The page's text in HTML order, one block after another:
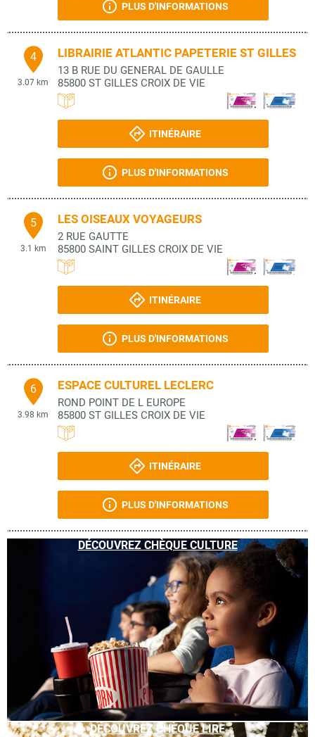
PLUS D'INFORMATIONS
4
3.07 km
LIBRAIRIE ATLANTIC PAPETERIE ST GILLES
13 B RUE DU GENERAL DE GAULLE
85800 ST GILLES CROIX DE VIE
ITINÉRAIRE
PLUS D'INFORMATIONS
5
3.1 km
LES OISEAUX VOYAGEURS
2 RUE GAUTTE
85800 SAINT GILLES CROIX DE VIE
ITINÉRAIRE
PLUS D'INFORMATIONS
6
3.98 km
ESPACE CULTUREL LECLERC
ROND POINT DE L EUROPE
85800 ST GILLES CROIX DE VIE
ITINÉRAIRE
PLUS D'INFORMATIONS
DÉCOUVREZ CHÈQUE CULTURE
DÉCOUVREZ CHÈQUE LIRE